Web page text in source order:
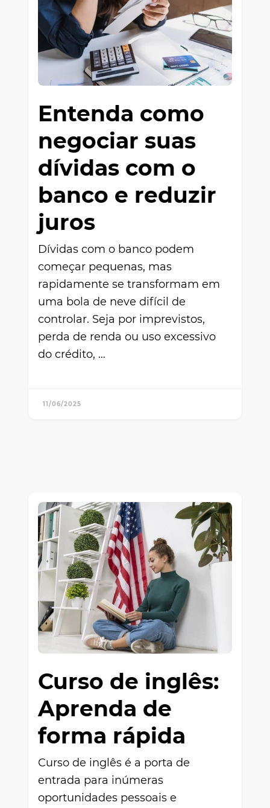
Entenda como
negociar suas
dívidas com o
banco e reduzir
juros
Dívidas com o banco podem
começar pequenas, mas
rapidamente se transformam em
uma bola de neve difícil de
controlar. Seja por imprevistos,
perda de renda ou uso excessivo
do crédito, …
11/06/2025
Curso de inglês:
Aprenda de
forma rápida
Curso de inglês é a porta de
entrada para inúmeras
oportunidades pessoais e